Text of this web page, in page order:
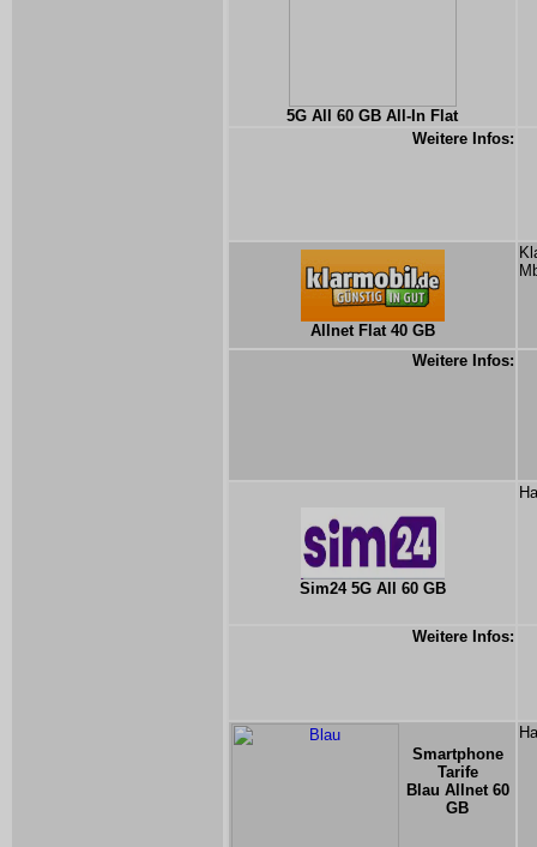
5G All 60 GB All-In Flat
Weitere Infos:
Allnet Flat 40 GB
Weitere Infos:
Sim24 5G All 60 GB
Weitere Infos:
Smartphone
Tarife
Blau Allnet 60
GB